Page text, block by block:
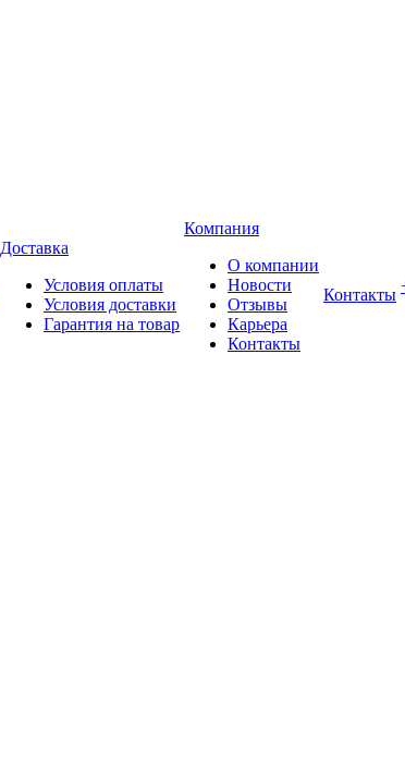
Доставка
Условия оплаты
Условия доставки
Гарантия на товар
Компания
О компании
Новости
Отзывы
Карьера
Контакты
Контакты